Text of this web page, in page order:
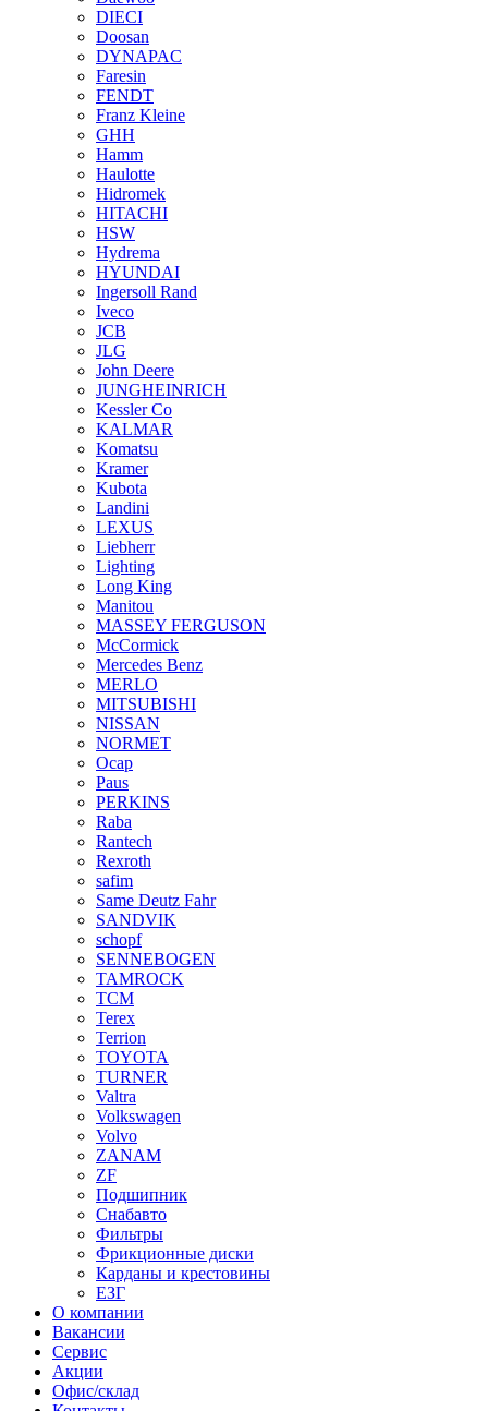
DIECI
Doosan
DYNAPAC
Faresin
FENDT
Franz Kleine
GHH
Hamm
Haulotte
Hidromek
HITACHI
HSW
Hydrema
HYUNDAI
Ingersoll Rand
Iveco
JCB
JLG
John Deere
JUNGHEINRICH
Kessler Co
KALMAR
Komatsu
Kramer
Kubota
Landini
LEXUS
Liebherr
Lighting
Long King
Manitou
MASSEY FERGUSON
McCormick
Mercedes Benz
MERLO
MITSUBISHI
NISSAN
NORMET
Ocap
Paus
PERKINS
Raba
Rantech
Rexroth
safim
Same Deutz Fahr
SANDVIK
schopf
SENNEBOGEN
TAMROCK
TCM
Terex
Terrion
TOYOTA
TURNER
Valtra
Volkswagen
Volvo
ZANAM
ZF
Подшипник
Снабавто
Фильтры
Фрикционные диски
Карданы и крестовины
ЕЗГ
О компании
Вакансии
Сервис
Акции
Офис/склад